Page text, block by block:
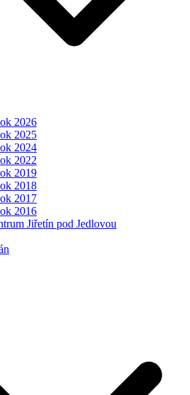
2026
2025
2024
2022
2019
2018
2017
2016
Jiřetín pod Jedlovou